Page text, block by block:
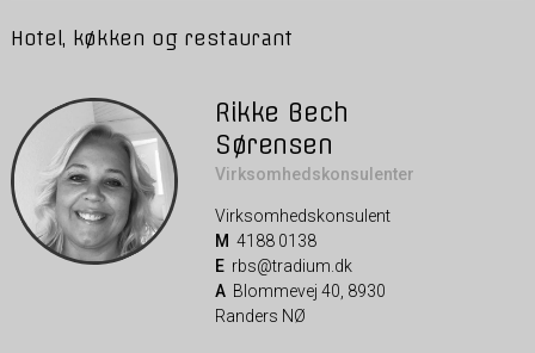
Hotel, køkken og restaurant
Rikke Bech
Sørensen
Virksomhedskonsulenter
Virksomhedskonsulent
M 4188 0138
E rbs@tradium.dk
ABlommevej 40, 8930
Randers NØ